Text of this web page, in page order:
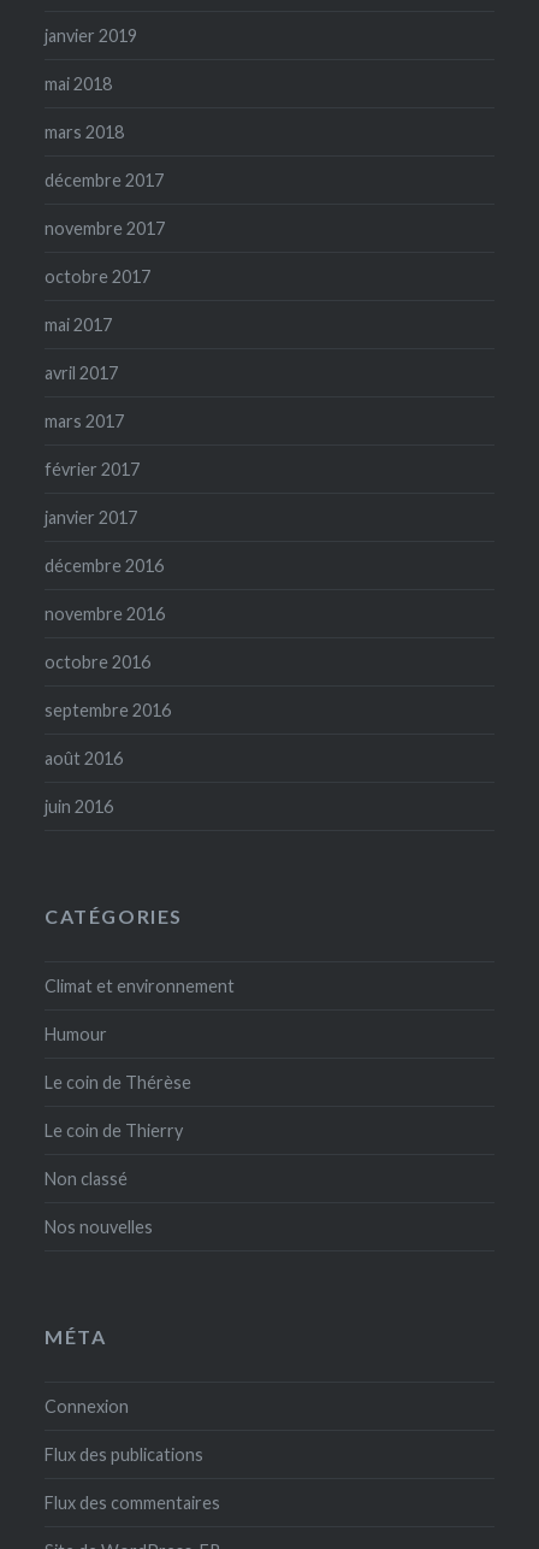
janvier 2019
mai 2018
mars 2018
décembre 2017
novembre 2017
octobre 2017
mai 2017
avril 2017
mars 2017
février 2017
janvier 2017
décembre 2016
novembre 2016
octobre 2016
septembre 2016
août 2016
juin 2016
CATÉGORIES
Climat et environnement
Humour
Le coin de Thérèse
Le coin de Thierry
Non classé
Nos nouvelles
MÉTA
Connexion
Flux des publications
Flux des commentaires